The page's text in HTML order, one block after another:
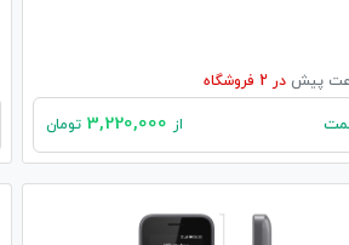
در فروشگاه
از تومان